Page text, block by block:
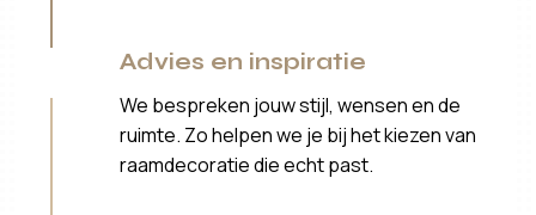
Advies en inspiratie
We bespreken jouw stijl, wensen en de
ruimte. Zo helpen we je bij het kiezen van
raamdecoratie die echt past.